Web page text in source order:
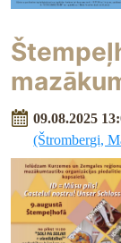
09.08.2025
(Štrombergi,